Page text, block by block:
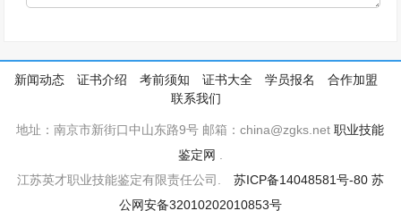
新闻动态 证书介绍 考前须知 证书大全 学员报名
合作加盟
联系我们
地址：南京市新街口中山东路9号 邮箱：china@zgks.net职业技能
鉴定网
江苏英才职业技能鉴定有限责任公司. 苏ICP备14048581号-80 苏
公网安备32010202010853号